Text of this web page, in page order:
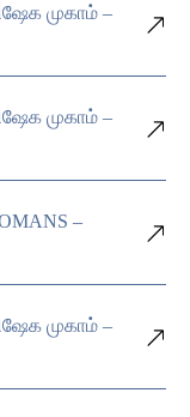
முகாம் –
முகாம் –
–
முகாம் –